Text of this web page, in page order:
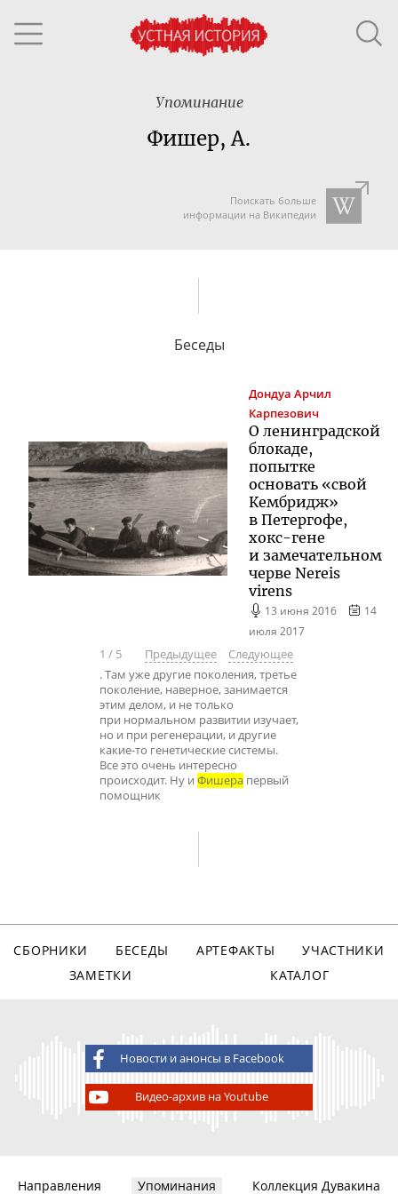
Упоминание
Фишер, А.
Поискать больше
информации на Википедии
Беседы
Дондуа Арчил
Карпезович
О ленинградской
блокаде,
попытке
основать «свой
Кембридж»
в Петергофе,
хокс-гене
и замечательном
черве Nereis
virens
13 июня 2016
14
июля 2017
1 / 5 Предыдущее
Следующее
. Там уже другие поколения, третье
поколение, наверное, занимается
этим делом, и не только
при нормальном развитии изучает,
но и при регенерации, и другие
какие-то генетические системы.
Все это очень интересно
происходит. Ну и Фишера первый
помощник
СБОРНИКИ БЕСЕДЫ АРТЕФАКТЫ
УЧАСТНИКИ
ЗАМЕТКИ
КАТАЛОГ
Новости и анонсы в Facebook
Видео-архив на Youtube
Направления Упоминания Коллекция Дувакина